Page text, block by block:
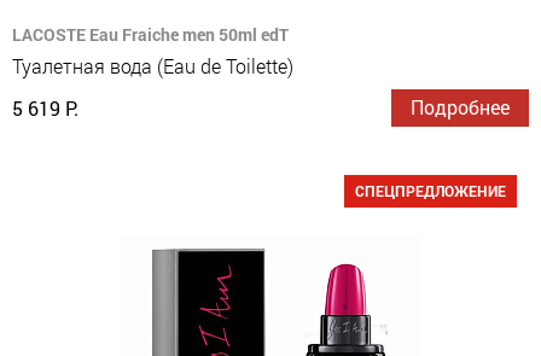
LACOSTE Eau Fraiche men 50ml edT
Туалетная вода (Eau de Toilette)
5 619 Р.
Подробнее
СПЕЦПРЕДЛОЖЕНИЕ